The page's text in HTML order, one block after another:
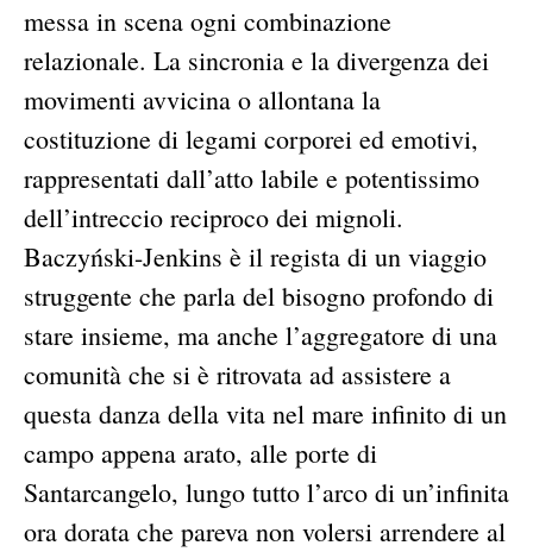
messa in scena ogni combinazione
relazionale. La sincronia e la divergenza dei
movimenti avvicina o allontana la
costituzione di legami corporei ed emotivi,
rappresentati dall’atto labile e potentissimo
dell’intreccio reciproco dei mignoli.
Baczyński-Jenkins è il regista di un viaggio
struggente che parla del bisogno profondo di
stare insieme, ma anche l’aggregatore di una
comunità che si è ritrovata ad assistere a
questa danza della vita nel mare infinito di un
campo appena arato, alle porte di
Santarcangelo, lungo tutto l’arco di un’infinita
ora dorata che pareva non volersi arrendere al